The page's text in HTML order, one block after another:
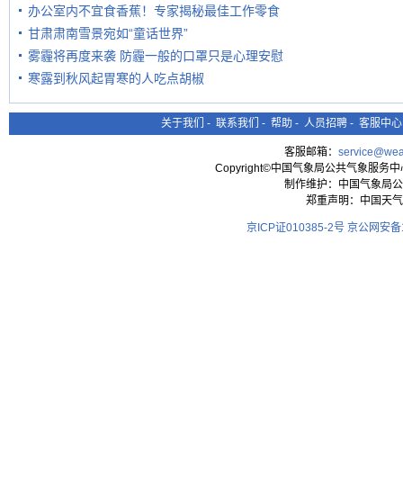
办公室内不宜食香蕉！专家揭秘最佳工作零食
甘肃肃南雪景宛如“童话世界”
雾霾将再度来袭 防霾一般的口罩只是心理安慰
寒露到秋风起胃寒的人吃点胡椒
关于我们 - 联系我们 - 帮助 - 人员招聘 - 客服中心
客服邮箱：
Copyright©中国气象局公共气象服务
制作维护：中国气象局
郑重声明：中国天
京ICP证010385-2号 京公网安